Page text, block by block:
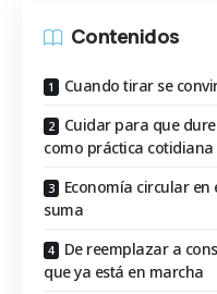
Contenidos
Cuando tirar se
Cuidar para que
como práctica cotidiana
Economía circular
suma
De reemplazar a
que ya está en marcha